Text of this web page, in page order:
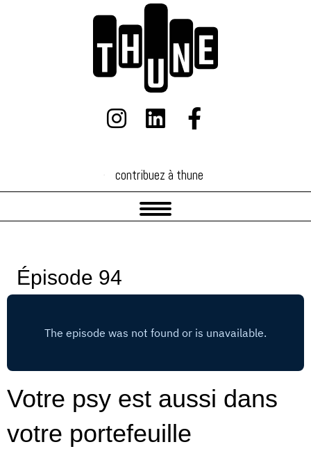
contribuez à thune
contribuez à thune
Épisode 94
Votre psy est aussi dans
votre portefeuille